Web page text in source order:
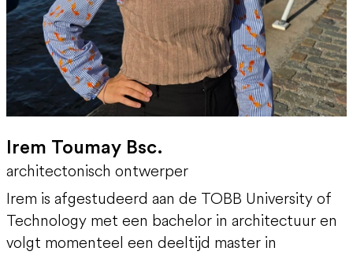
Irem Toumay Bsc.
architectonisch ontwerper
Irem is afgestudeerd aan de TOBB University of
Technology met een bachelor in architectuur en
volgt momenteel een deeltijd master in